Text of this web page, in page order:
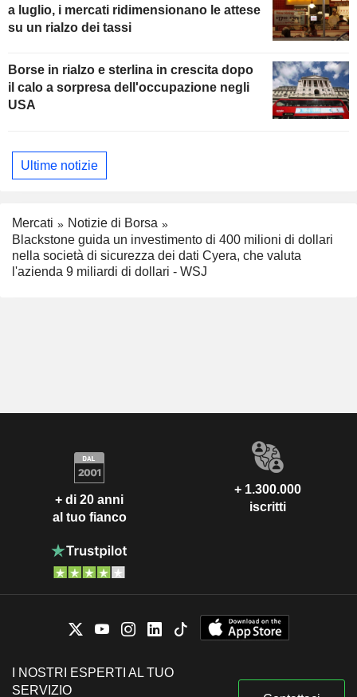
a luglio, i mercati ridimensionano le attese
su un rialzo dei tassi
Borse in rialzo e sterlina in crescita dopo
il calo a sorpresa dell'occupazione negli
USA
Ultime notizie
Mercati
Notizie di Borsa
Blackstone guida un investimento di 400 milioni di dollari
nella società di sicurezza dei dati Cyera, che valuta
l'azienda 9 miliardi di dollari - WSJ
+ di 20 anni
al tuo fianco
+ 1.300.000
iscritti
I NOSTRI ESPERTI AL TUO
SERVIZIO